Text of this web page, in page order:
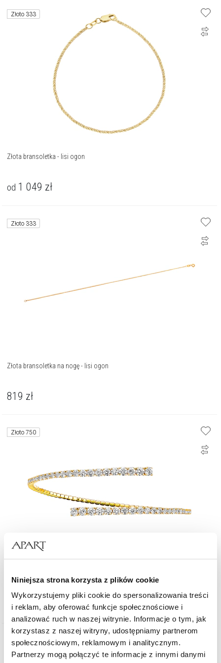
Niniejsza strona korzysta z plików cookie
Wykorzystujemy pliki cookie do spersonalizowania treści
i reklam, aby oferować funkcje społecznościowe i
analizować ruch w naszej witrynie. Informacje o tym, jak
korzystasz z naszej witryny, udostępniamy partnerom
społecznościowym, reklamowym i analitycznym.
Partnerzy mogą połączyć te informacje z innymi danymi
Złoto 333
Złota bransoletka - lisi ogon
od 1 049 zł
Złoto 333
Złota bransoletka na nogę - lisi ogon
819 zł
Złoto 750
39 990 zł